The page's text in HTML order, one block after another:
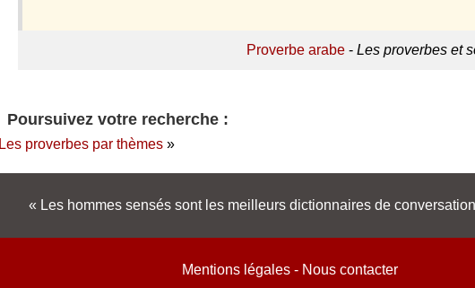
Proverbe arabe - Les proverbes et
Poursuivez votre recherche :
Les proverbes par thèmes »
Les hommes sensés sont les meilleurs dictionnaires de
Mentions légales- Nous contacter